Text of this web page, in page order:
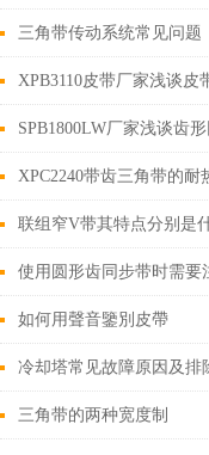
三角带传动系统常见问题
XPB3110皮带厂家浅谈皮
磨损失效及折曲失效
SPB1800LW厂家浅谈齿
用中的”爬齿”现象
XPC2240带齿三角带的耐
氧特性解析
联组窄V带其特点分别是
使用圆形齿同步带时需要
几个方面
如何用聲音鑒別皮帶
冷却塔常见故障原因及排
三角带的两种宽度制